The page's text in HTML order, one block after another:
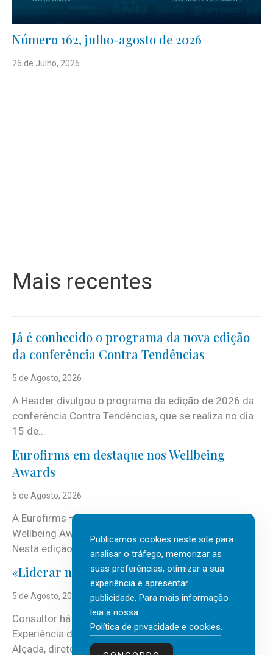
Número 162, julho-agosto de 2026
26 de Julho, 2026
Mais recentes
Já é conhecido o programa da nova edição
da conferência Contra Tendências
5 de Agosto, 2026
A Header divulgou o programa da edição de 2026 da
conferência Contra Tendências, que se realiza no dia
15 de...
Eurofirms em destaque nos Wellbeing
Awards
5 de Agosto, 2026
A Eurofirms – People first está de regresso aos
Wellbeing Awards, integrando o Top Wellbeing 2026.
Nesta edição, a multinacional...
«Liderar não é um talento místico.»
5 de Agosto, 2026
Consultor há mais de três décadas nas áreas de
Experiência do Cliente, Vendas e Liderança, Manuel
Alçada, diretor executivo da...
Publicamos cookies neste site para
analisar o tráfego, memorizar as
suas preferências, otimizar a sua
experiência e apresentar
publicidade. Para mais informação
leia a nossa
Política de privacidade e cookies.